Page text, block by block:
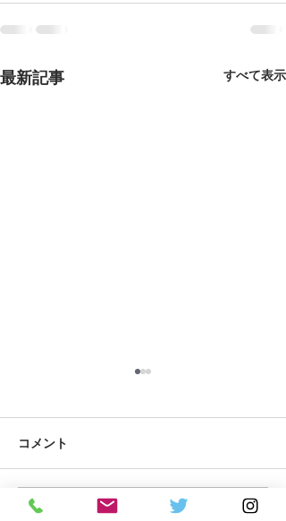
最新記事 すべて表示
発達障害と自動車運転
コメント
コメントを追加…